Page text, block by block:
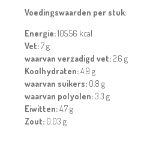
Voedingswaarden per stuk:
Energie:105.56 kcal
Vet:7 g
waarvan verzadigd vet:2.6 g
Koolhydraten:4.9 g
waarvan suikers: 0.8 g
waarvan polyolen:3.3 g
Eiwitten:4.7 g
Zout: 0.03 g